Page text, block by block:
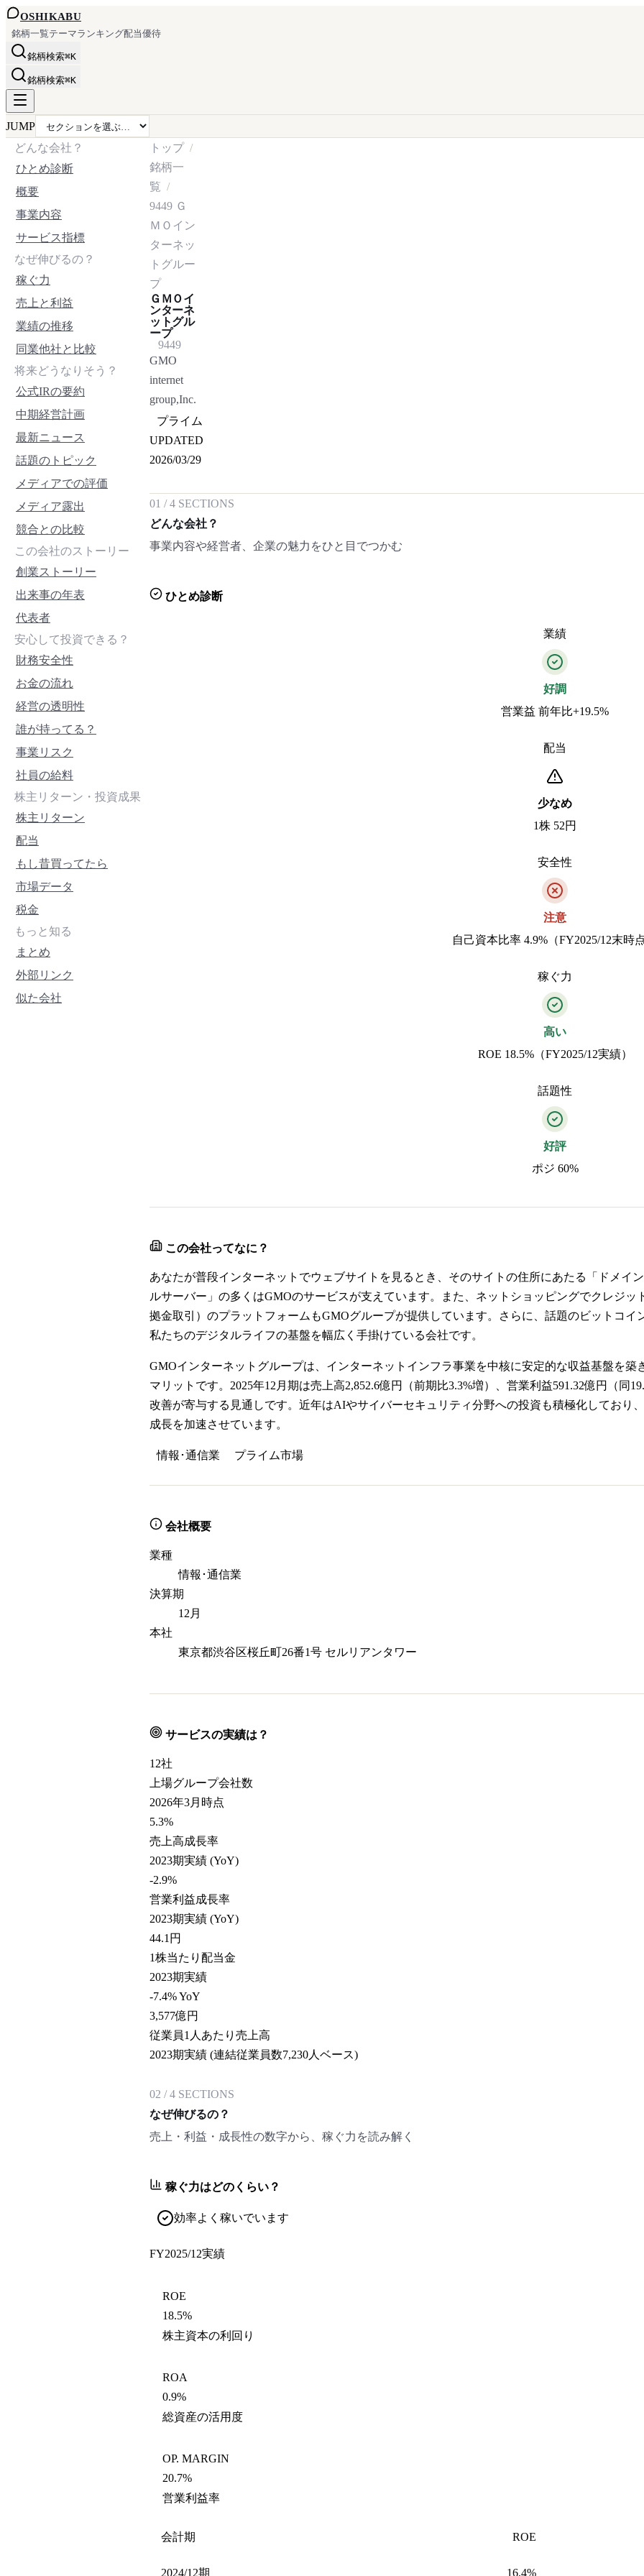
OSHIKABU
銘柄一覧テーマランキング配当優待
銘柄検索⌘K
銘柄検索⌘K
JUMP
どんな会社？
ひとめ診断
概要
事業内容
サービス指標
なぜ伸びるの？
稼ぐ力
売上と利益
業績の推移
同業他社と比較
将来どうなりそう？
公式IRの要約
中期経営計画
最新ニュース
話題のトピック
メディアでの評価
メディア露出
競合との比較
この会社のストーリー
創業ストーリー
出来事の年表
代表者
安心して投資できる？
財務安全性
お金の流れ
経営の透明性
誰が持ってる？
事業リスク
社員の給料
株主リターン・投資成果
株主リターン
配当
もし昔買ってたら
市場データ
税金
もっと知る
まとめ
外部リンク
似た会社
トップ
銘柄一
覧
9449 Ｇ
ＭＯイン
ターネッ
トグルー
プ
ＧＭＯイ
ンターネ
ットグル
ープ
9449
GMO
internet
group,Inc.
プライム
UPDATED
2026/03/29
01 /4 SECTIONS
どんな会社？
事業内容や経営者、企業の魅力をひと目でつかむ
ひとめ診断
業績
好調
営業益 前年比+19.5%
配当
少なめ
1株 52円
安全性
注意
自己資本比率 4.9%（FY2025/12末時
稼ぐ力
高い
ROE 18.5%（FY2025/12実績）
話題性
好評
ポジ 60%
この会社ってなに？
あなたが普段インターネットでウェブサイトを見るとき、そのサイトの住所にあたる「ドメイ
ルサーバー」の多くはGMOのサービスが支えています。また、ネットショッピングでクレジ
拠金取引）のプラットフォームもGMOグループが提供しています。さらに、話題のビットコ
私たちのデジタルライフの基盤を幅広く手掛けている会社です。
GMOインターネットグループは、インターネットインフラ事業を中核に安定的な収益基盤を
マリットです。2025年12月期は売上高2,852.6億円（前期比3.3%増）、営業利益591.32億円（
改善が寄与する見通しです。近年はAIやサイバーセキュリティ分野への投資も積極化しており
成長を加速させています。
情報･通信業 プライム市場
会社概要
業種
情報･通信業
決算期
12月
本社
東京都渋谷区桜丘町26番1号 セルリアンタワー
サービスの実績は？
12社
上場グループ会社数
2026年3月時点
5.3%
売上高成長率
2023期実績 (YoY)
-2.9%
営業利益成長率
2023期実績 (YoY)
44.1 円
1株当たり配当金
2023期実績
-7.4% YoY
3,577億円
従業員1人あたり売上高
2023期実績 (連結従業員数7,230人ベース)
02 /4 SECTIONS
なぜ伸びるの？
売上・利益・成長性の数字から、稼ぐ力を読み解く
稼ぐ力はどのくらい？
効率よく稼いでいます
FY2025/12実績
ROE
18.5%
株主資本の利回り
ROA
0.9%
総資産の活用度
OP. MARGIN
20.7%
営業利益率
会計期 ROE
2024/12期 16.4%